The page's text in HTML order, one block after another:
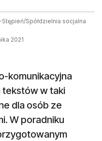
Spółdzielnia socjalna
2021
komunikacyjna
w taki
dla osób ze
W poradniku